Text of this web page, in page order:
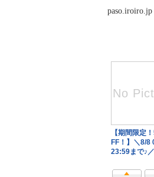
paso.iroiro.jp